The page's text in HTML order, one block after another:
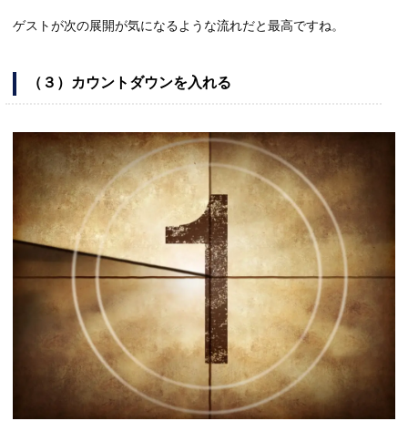
ゲストが次の展開が気になるような流れだと最高ですね。
（３）カウントダウンを入れる